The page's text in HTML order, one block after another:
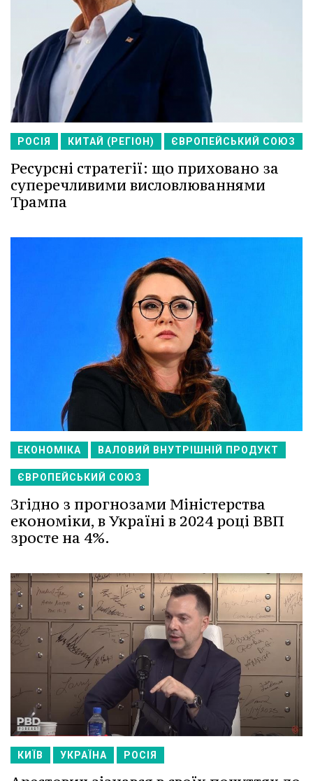
РОСІЯ КИТАЙ (РЕГІОН) ЄВРОПЕЙСЬКИЙ СОЮЗ
Ресурсні стратегії: що приховано за
суперечливими висловлюваннями
Трампа
ЕКОНОМІКА ВАЛОВИЙ ВНУТРІШНІЙ ПРОДУКТ
ЄВРОПЕЙСЬКИЙ СОЮЗ
Згідно з прогнозами Міністерства
економіки, в Україні в 2024 році ВВП
зросте на 4%.
КИЇВ УКРАЇНА РОСІЯ